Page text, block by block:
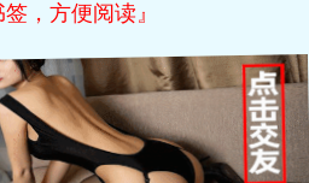
签，方便阅读』